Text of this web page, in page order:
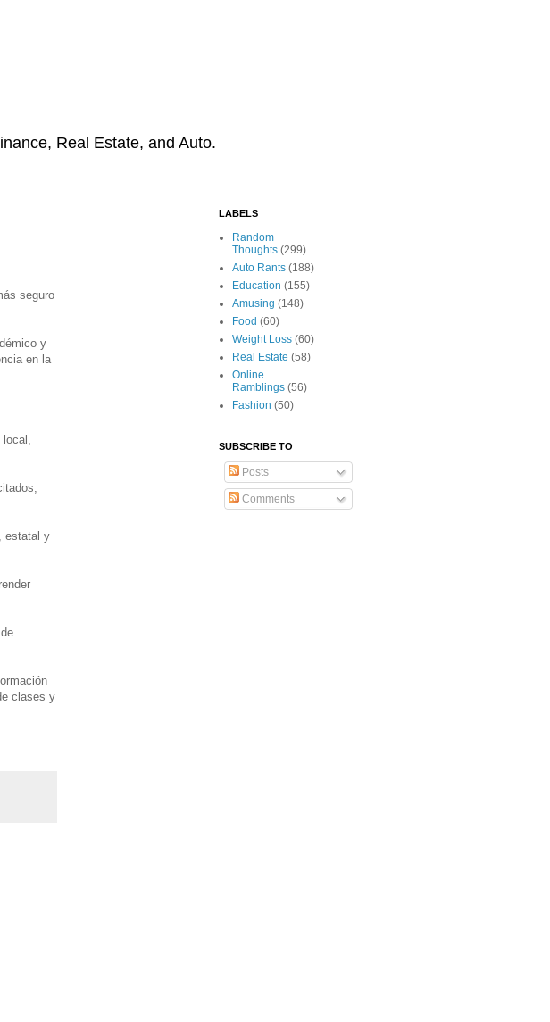
Real Estate, and Auto.
seguro
y
en la
estatal y
clases y
LABELS
Random
Thoughts (299)
Auto Rants (188)
Education (155)
Amusing (148)
Food (60)
Weight Loss (60)
Real Estate (58)
Online
Ramblings (56)
Fashion (50)
SUBSCRIBE TO
Posts
Comments